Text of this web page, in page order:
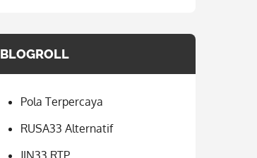
BLOGROLL
Pola Terpercaya
RUSA33 Alternatif
JIN33 RTP